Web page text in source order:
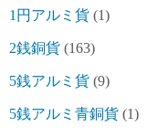
1円アルミ貨 (1)
2銭銅貨 (163)
5銭アルミ貨 (9)
5銭アルミ青銅貨 (1)